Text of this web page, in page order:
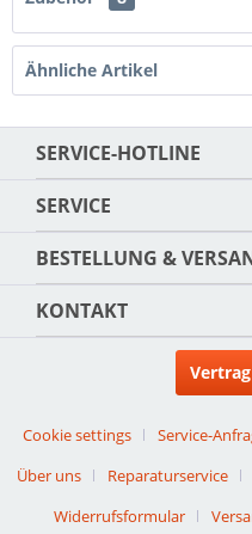
Ähnliche Artikel
SERVICE-HOTLINE
SERVICE
BESTELLUNG &
KONTAKT
Cookie settings Service-
Über uns
Reparaturservice
Widerrufsformular